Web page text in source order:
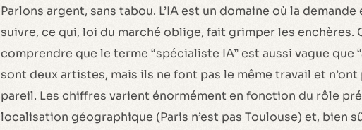
Parlons argent, sans tabou. L’IA est un domaine où la
suivre, ce qui, loi du marché oblige, fait grimper les enchères.
comprendre que le terme “spécialiste IA” est aussi vague que
sont deux artistes, mais ils ne font pas le même travail et n’ont
pareil. Les chiffres varient énormément en fonction du rôle
localisation géographique (Paris n’est pas Toulouse) et, bien